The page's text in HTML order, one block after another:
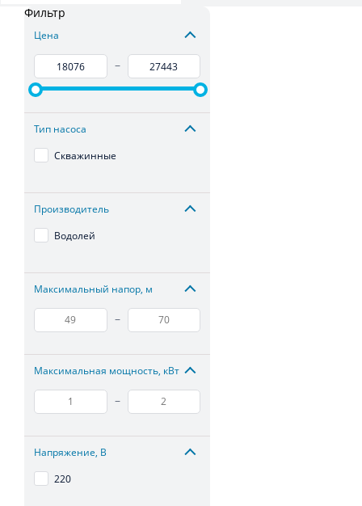
Фильтр
Цена
–
Тип насоса
Скважинные
Производитель
Водолей
Максимальный напор, м
–
Максимальная мощность, кВт
–
Напряжение, В
220